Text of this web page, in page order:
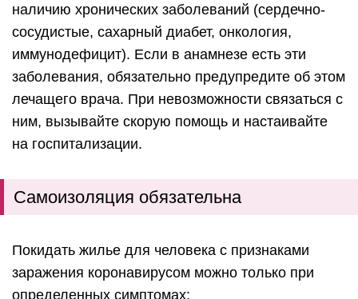
наличию хронических заболеваний (сердечно-
сосудистые, сахарный диабет, онкология,
иммунодефицит). Если в анамнезе есть эти
заболевания, обязательно предупредите об этом
лечащего врача. При невозможности связаться с
ним, вызывайте скорую помощь и настаивайте
на госпитализации.
Самоизоляция обязательна
Покидать жилье для человека с признаками
заражения коронавирусом можно только при
определенных симптомах: